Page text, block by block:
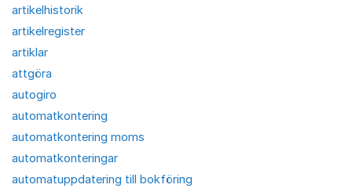
artikelhistorik
artikelregister
artiklar
attgöra
autogiro
automatkontering
automatkontering moms
automatkonteringar
automatuppdatering till bokföring